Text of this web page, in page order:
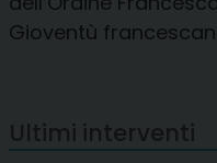
Gioventù
Ultimi interventi